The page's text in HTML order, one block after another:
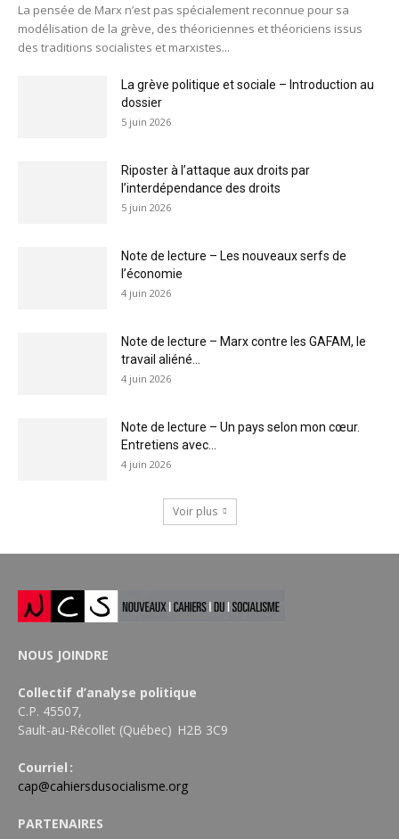
La pensée de Marx n’est pas spécialement reconnue pour sa
modélisation de la grève, des théoriciennes et théoriciens issus
des traditions socialistes et marxistes...
La grève politique et sociale – Introduction au
dossier
5 juin 2026
Riposter à l’attaque aux droits par
l’interdépendance des droits
5 juin 2026
Note de lecture – Les nouveaux serfs de
l’économie
4 juin 2026
Note de lecture – Marx contre les GAFAM, le
travail aliéné...
4 juin 2026
Note de lecture – Un pays selon mon cœur.
Entretiens avec...
4 juin 2026
Voir plus
NOUS JOINDRE
Collectif d’analyse politique
C.P. 45507,
Sault-au-Récollet (Québec) H2B 3C9
Courriel :
cap@cahiersdusocialisme.org
PARTENAIRES